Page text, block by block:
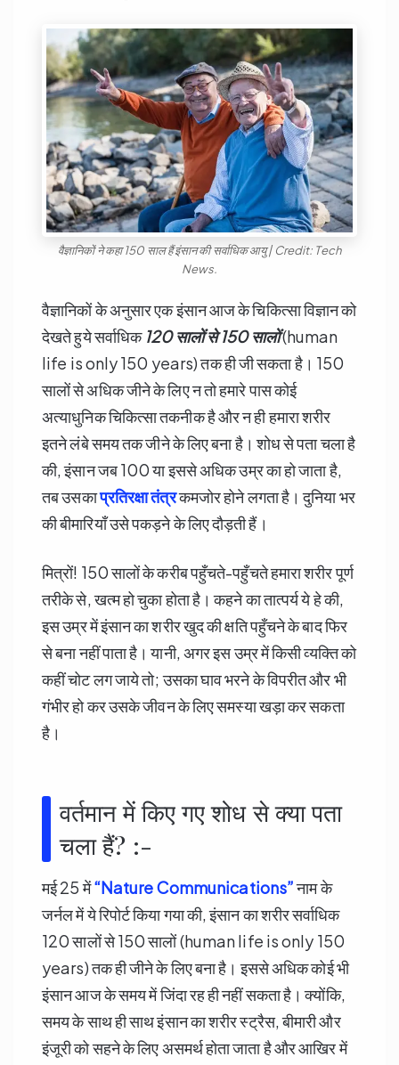
वैज्ञानिकों ने कहा 150 साल हैं इंसान की सर्वाधिक आयु | Credit: Tech
News.
वैज्ञानिकों के अनुसार एक इंसान आज के चिकित्सा विज्ञान को
देखते हुये सर्वाधिक120सालों से 150सालों(human
life is only 150 years) तक ही जी सकता है। 150
सालों से अधिक जीने के लिए न तो हमारे पास कोई
अत्याधुनिक चिकित्सा तकनीक है और न ही हमारा शरीर
इतने लंबे समय तक जीने के लिए बना है। शोध से पता चला है
की, इंसान जब 100 या इससे अधिक उम्र का हो जाता है,
तब उसकाप्रतिरक्षा तंत्रकमजोर होने लगता है। दुनिया भर
की बीमारियाँ उसे पकड़ने के लिए दौड़ती हैं।
मित्रों! 150 सालों के करीब पहुँचते-पहुँचते हमारा शरीर पूर्ण
तरीके से, खत्म हो चुका होता है। कहने का तात्पर्य ये हे की,
इस उम्र में इंसान का शरीर खुद की क्षति पहुँचने के बाद फिर
से बना नहीं पाता है। यानी, अगर इस उम्र में किसी व्यक्ति को
कहीं चोट लग जाये तो; उसका घाव भरने के विपरीत और भी
गंभीर हो कर उसके जीवन के लिए समस्या खड़ा कर सकता
है।
वर्तमान में किए गए शोध से क्या पता
चला हैं? :-
मई 25 में“Nature Communications”नाम के
जर्नल में ये रिपोर्ट किया गया की, इंसान का शरीर सर्वाधिक
120 सालों से 150 सालों (human life is only 150
years) तक ही जीने के लिए बना है। इससे अधिक कोई भी
इंसान आज के समय में जिंदा रह ही नहीं सकता है। क्योंकि,
समय के साथ ही साथ इंसान का शरीर स्ट्रैस, बीमारी और
इंजूरी को सहने के लिए असमर्थ होता जाता है और आखिर में